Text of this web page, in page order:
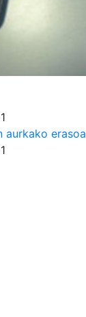
aurkako erasoa